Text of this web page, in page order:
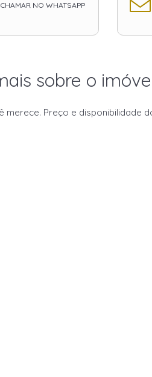
CHAMAR NO WHATSAPP
sobre o
Preço e disponibilidade